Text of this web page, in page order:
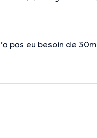
pas eu besoin de